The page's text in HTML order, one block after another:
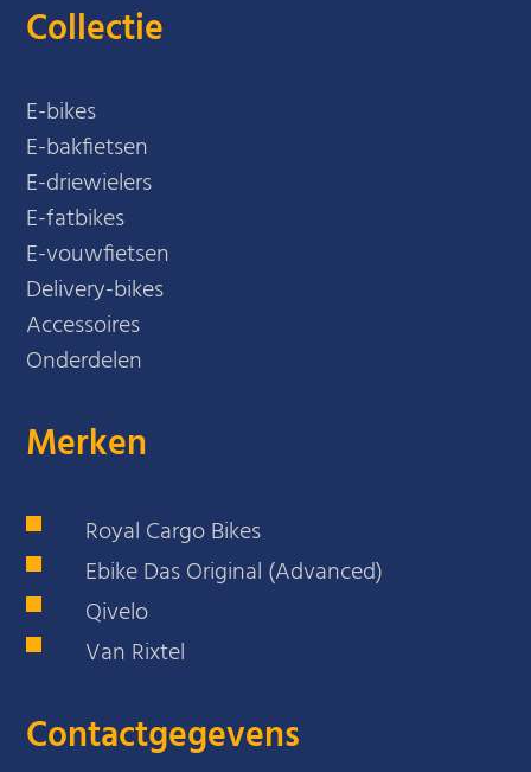
Collectie
E-bikes
E-bakfietsen
E-driewielers
E-fatbikes
E-vouwfietsen
Delivery-bikes
Accessoires
Onderdelen
Merken
Royal Cargo Bikes
Ebike Das Original (Advanced)
Qivelo
Van Rixtel
Contactgegevens